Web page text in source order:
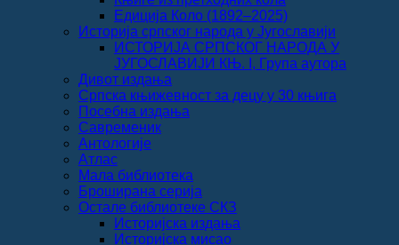
Едиција Коло (1892‒2025)
Историја српског народа у Југославији
ИСТОРИЈА СРПСКОГ НАРОДА У
ЈУГОСЛАВИЈИ КЊ. I, Група аутора
Дивот издања
Српска књижевност за децу у 30 књига
Посебна издања
Савременик
Антологије
Атлас
Мала библиотека
Броширана серија
Остале библиотеке СКЗ
Историјска издања
Историјска мисао